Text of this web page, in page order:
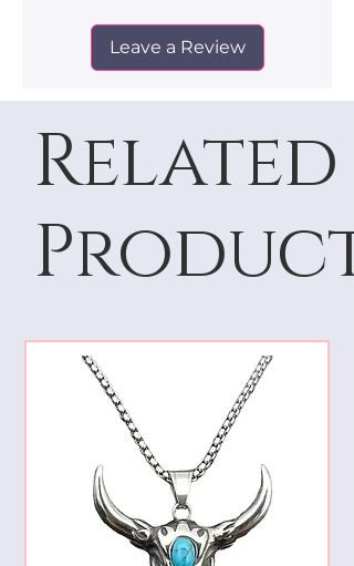
Empaque: cajita de regalo
Leave a Review
Related
Products